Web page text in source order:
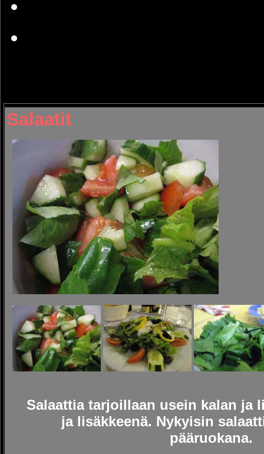
Salaatit
Salaattia tarjoillaan usein kalan ja
ja lisäkkeenä. Nykyisin
pääruokana.